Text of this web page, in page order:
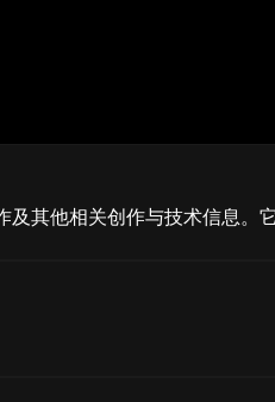
其他相关创作与技术信息。